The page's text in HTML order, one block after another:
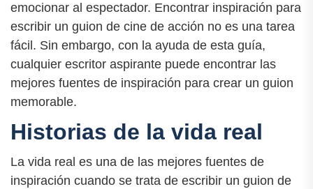
emocionar al espectador. Encontrar inspiración para
escribir un guion de cine de acción no es una tarea
fácil. Sin embargo, con la ayuda de esta guía,
cualquier escritor aspirante puede encontrar las
mejores fuentes de inspiración para crear un guion
memorable.
Historias de la vida real
La vida real es una de las mejores fuentes de
inspiración cuando se trata de escribir un guion de